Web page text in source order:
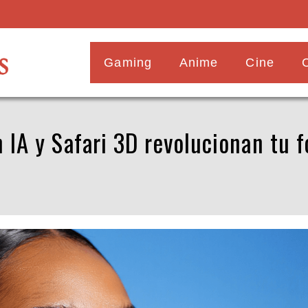
Gaming Anime Cine
IA y Safari 3D revolucionan tu